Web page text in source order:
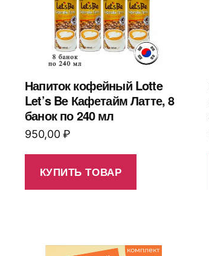
Напиток кофейный Lotte
Let’s Be Кафетайм Латте, 8
банок по 240 мл
950,00₽
КУПИТЬ ТОВАР